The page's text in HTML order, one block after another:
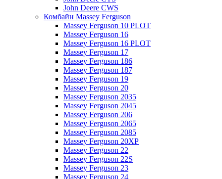
John Deere CWS
Комбайн Massey Ferguson
Massey Ferguson 10 PLOT
Massey Ferguson 16
Massey Ferguson 16 PLOT
Massey Ferguson 17
Massey Ferguson 186
Massey Ferguson 187
Massey Ferguson 19
Massey Ferguson 20
Massey Ferguson 2035
Massey Ferguson 2045
Massey Ferguson 206
Massey Ferguson 2065
Massey Ferguson 2085
Massey Ferguson 20XP
Massey Ferguson 22
Massey Ferguson 22S
Massey Ferguson 23
Massey Ferguson 24